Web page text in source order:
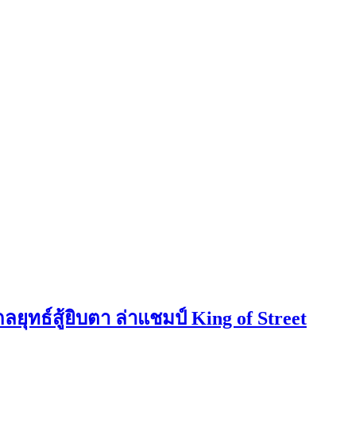
ยุทธ์สู้ยิบตา ล่าแชมป์ King of Street